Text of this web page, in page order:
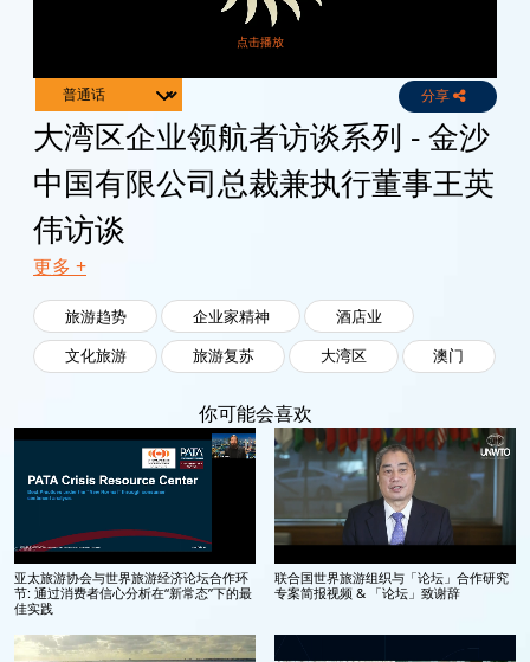
Channels 分享
大湾区企业领航者访谈系列 - 金沙
中国有限公司总裁兼执行董事王英
伟访谈
更多 +
旅游趋势 企业家精神
酒店业
文化旅游
旅游复苏 大湾区 澳门
你可能会喜欢
亚太旅游协会与世界旅游经济论坛合作环
节: 通过消费者信心分析在“新常态”下的最
佳实践
联合国世界旅游组织与「论坛」合作研究
专案简报视频 & 「论坛」致谢辞